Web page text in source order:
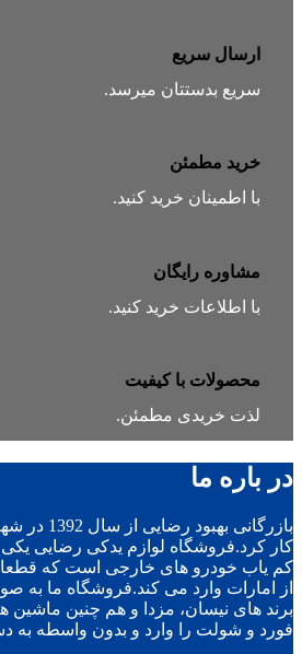
ارسال سریع
سریع بدستتان میرسد.
خرید مطمئن
با اطمینان خرید کنید.
مشاوره رایگان
با اطلاعات خرید کنید.
محصولات با کیفیت
لذت خریدی مطمئن.
در باره ما
بازرگانی
کار کرد.فروشگاه لوازم یدکی رضایی
کم یاب خودرو های خارجی است که
از امارات وارد می کند.فروشگاه ما
برند های نیسان، مزدا و هم چنین ماشین
فورد و شولت را وارد و بدون واسطه به